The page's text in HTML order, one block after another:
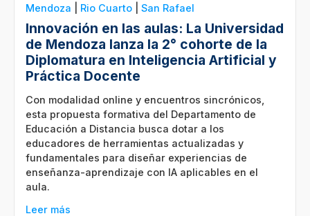
Mendoza
Rio Cuarto San Rafael
Innovación en las aulas: La Universidad
de Mendoza lanza la 2° cohorte de la
Diplomatura en Inteligencia Artificial y
Práctica Docente
Con modalidad online y encuentros sincrónicos,
esta propuesta formativa del Departamento de
Educación a Distancia busca dotar a los
educadores de herramientas actualizadas y
fundamentales para diseñar experiencias de
enseñanza-aprendizaje con IA aplicables en el
aula.
Leer más